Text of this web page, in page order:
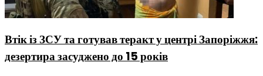
Втік із ЗСУ та готував теракт у центрі Запоріжжя:
дезертира засуджено до 15 років